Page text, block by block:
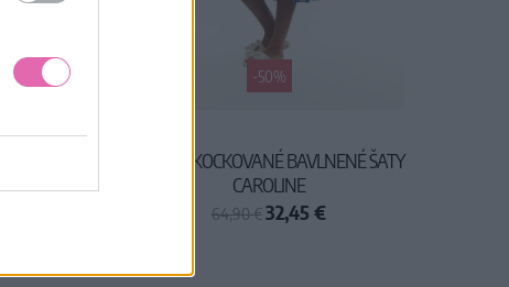
-50%
MODRÉ KOCKOVANÉ BAVLNENÉ ŠATY
CAROLINE
64,90 €32,45 €